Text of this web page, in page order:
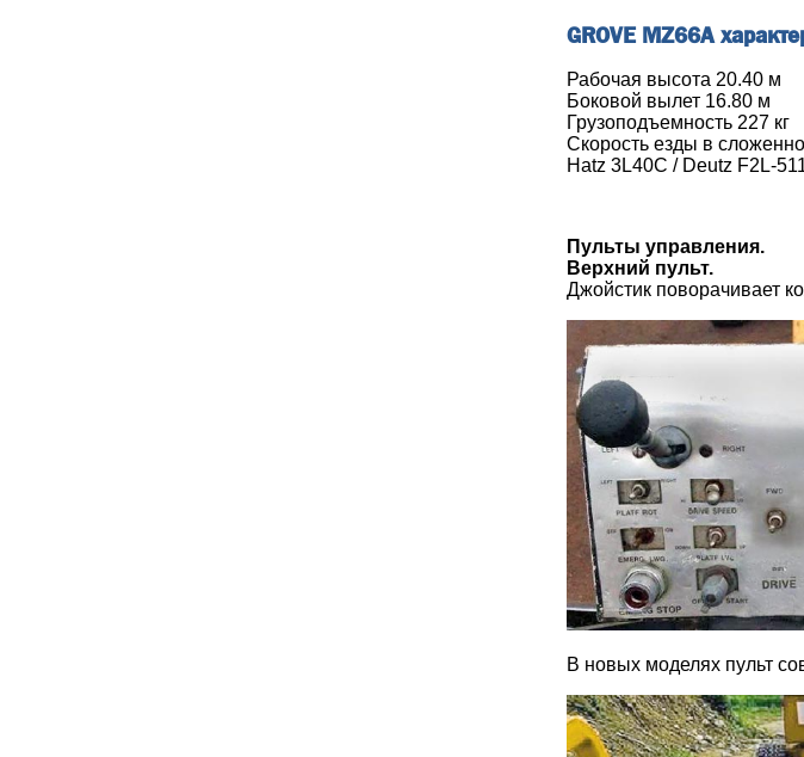
GROVE MZ66A
Рабочая высота 20.40 м
Боковой вылет 16.80 м
Грузоподъемность 227 кг
Скорость езды в
Hatz 3L40C / Deutz F2L-
Пульты управления.
Верхний пульт.
Джойстик поворачивает
В новых моделях пульт